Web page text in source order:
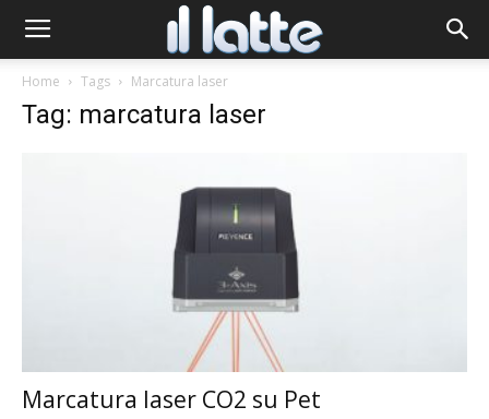
Home Tags Marcatura laser
Tag: marcatura laser
Marcatura laser CO2 su Pet